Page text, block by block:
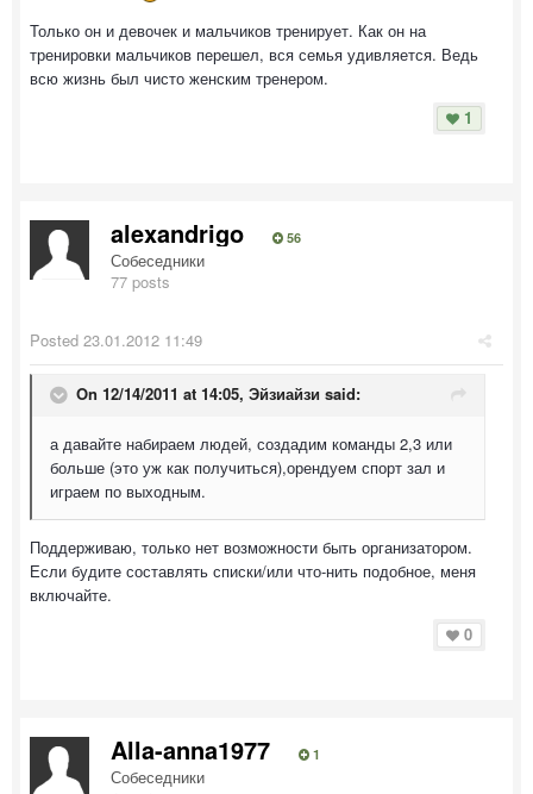
Только он и девочек и мальчиков тренирует. Как он на
тренировки мальчиков перешел, вся семья удивляется. Ведь
всю жизнь был чисто женским тренером.
1
alexandrigo 56
Собеседники
77 posts
Posted 23.01.2012 11:49
On 12/14/2011 at 14:05, Эйзиайзи said:
а давайте набираем людей, создадим команды 2,3 или
больше (это уж как получиться),орендуем спорт зал и
играем по выходным.
Поддерживаю, только нет возможности быть организатором.
Если будите составлять списки/или что-нить подобное, меня
включайте.
0
Alla-anna1977 1
Собеседники